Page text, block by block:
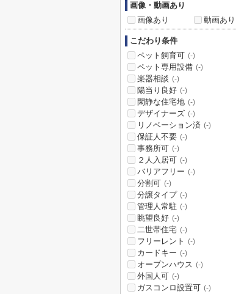
画像・動画あり
画像あり
動画あり
こだわり条件
ペット飼育可 (-)
ペット専用設備 (-)
楽器相談 (-)
陽当り良好 (-)
閑静な住宅地 (-)
デザイナーズ (-)
リノベーション済 (-)
保証人不要 (-)
事務所可 (-)
２人入居可 (-)
バリアフリー (-)
分割可 (-)
分譲タイプ (-)
管理人常駐 (-)
眺望良好 (-)
二世帯住宅 (-)
フリーレント (-)
カードキー (-)
オープンハウス (-)
外国人可 (-)
ガスコンロ設置可 (-)